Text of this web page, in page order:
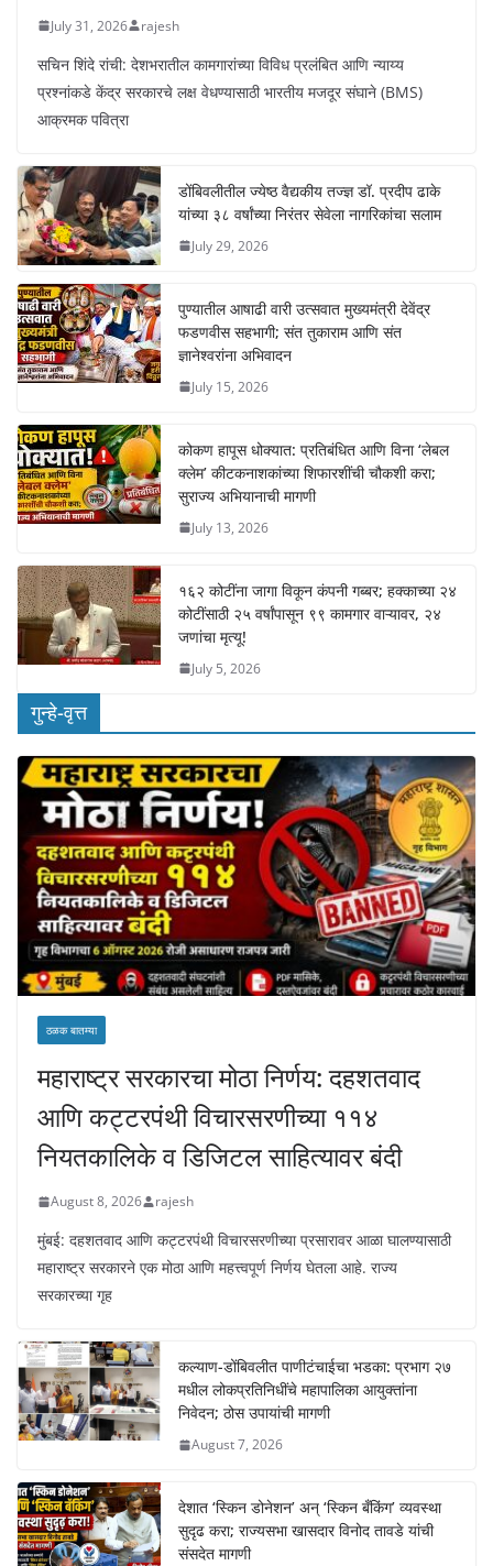
July 31, 2026 rajesh
सचिन शिंदे रांची: देशभरातील कामगारांच्या विविध प्रलंबित आणि न्याय्य
प्रश्नांकडे केंद्र सरकारचे लक्ष वेधण्यासाठी भारतीय मजदूर संघाने (BMS)
आक्रमक पवित्रा
डोंबिवलीतील ज्येष्ठ वैद्यकीय तज्ज्ञ डॉ. प्रदीप ढाके
यांच्या ३८ वर्षांच्या निरंतर सेवेला नागरिकांचा सलाम
July 29, 2026
पुण्यातील आषाढी वारी उत्सवात मुख्यमंत्री देवेंद्र
फडणवीस सहभागी; संत तुकाराम आणि संत
ज्ञानेश्वरांना अभिवादन
July 15, 2026
कोकण हापूस धोक्यात: प्रतिबंधित आणि विना ‘लेबल
क्लेम’ कीटकनाशकांच्या शिफारशींची चौकशी करा;
सुराज्य अभियानाची मागणी
July 13, 2026
१६२ कोटींना जागा विकून कंपनी गब्बर; हक्काच्या २४
कोटींसाठी २५ वर्षांपासून ९९ कामगार वाऱ्यावर, २४
जणांचा मृत्यू!
July 5, 2026
गुन्हे-वृत्त
ठळक बातम्या
महाराष्ट्र सरकारचा मोठा निर्णय: दहशतवाद
आणि कट्टरपंथी विचारसरणीच्या ११४
नियतकालिके व डिजिटल साहित्यावर बंदी
August 8, 2026 rajesh
मुंबई: दहशतवाद आणि कट्टरपंथी विचारसरणीच्या प्रसारावर आळा घालण्यासाठी
महाराष्ट्र सरकारने एक मोठा आणि महत्त्वपूर्ण निर्णय घेतला आहे. राज्य
सरकारच्या गृह
कल्याण-डोंबिवलीत पाणीटंचाईचा भडका: प्रभाग २७
मधील लोकप्रतिनिधींचे महापालिका आयुक्तांना
निवेदन; ठोस उपायांची मागणी
August 7, 2026
देशात ‘स्किन डोनेशन’ अन् ‘स्किन बँकिंग’ व्यवस्था
सुदृढ करा; राज्यसभा खासदार विनोद तावडे यांची
संसदेत मागणी